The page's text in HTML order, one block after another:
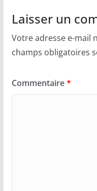
Laisser un
Votre adresse e-mail
champs obligatoires
Commentaire*